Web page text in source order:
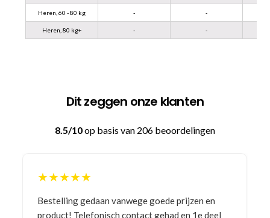
Heren, 60 - 80 kg - -
Heren, 80 kg+ - -
Dit zeggen onze klanten
8.5/10op basis van 206 beoordelingen
★★★★★
Bestelling gedaan vanwege goede prijzen en
product! Telefonisch contact gehad en 1e deel